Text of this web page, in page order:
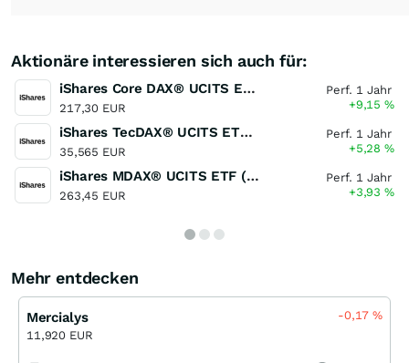
Aktionäre interessieren sich auch für:
iShares Core DAX® UCITS ETF (DE)
217,30 EUR
Perf. 1 Jahr
+9,15%
iShares TecDAX® UCITS ETF (DE)
35,565 EUR
Perf. 1 Jahr
+5,28%
iShares MDAX® UCITS ETF (DE)
263,45 EUR
Perf. 1 Jahr
+3,93%
Mehr entdecken
Mercialys
11,920 EUR
-0,17%